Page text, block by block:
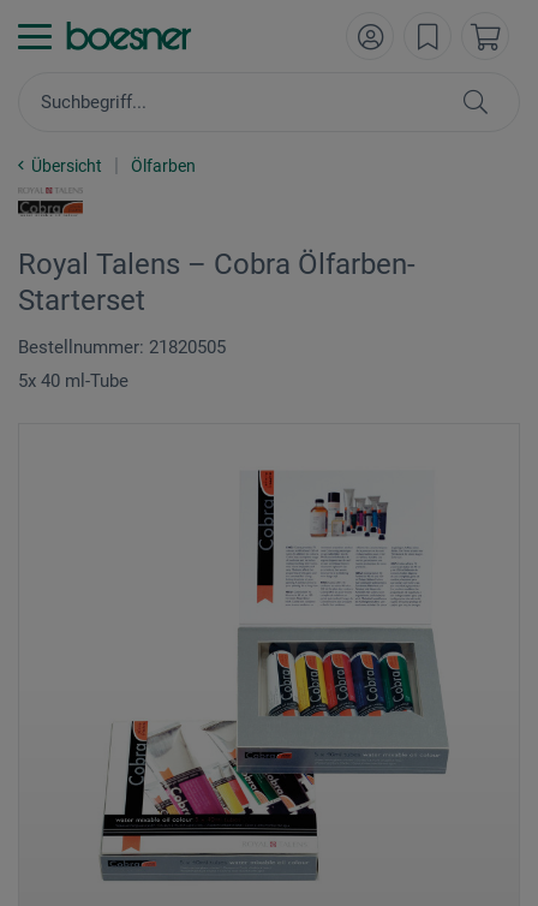
Übersicht Ölfarben
Royal Talens – Cobra Ölfarben-
Starterset
Bestellnummer: 21820505
5x 40 ml-Tube